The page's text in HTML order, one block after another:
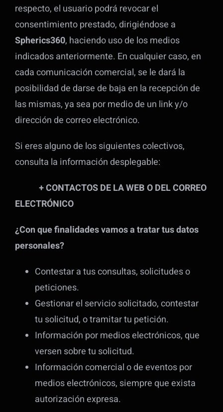
respecto, el usuario podrá revocar el
consentimiento prestado, dirigiéndose a
Spherics360, haciendo uso de los medios
indicados anteriormente. En cualquier caso, en
cada comunicación comercial, se le dará la
posibilidad de darse de baja en la recepción de
las mismas, ya sea por medio de un link y/o
dirección de correo electrónico.
Si eres alguno de los siguientes colectivos,
consulta la información desplegable:
+ CONTACTOS DE LA WEB O DEL CORREO
ELECTRÓNICO
¿Con que finalidades vamos a tratar tus datos
personales?
Contestar a tus consultas, solicitudes o
peticiones.
Gestionar el servicio solicitado, contestar
tu solicitud, o tramitar tu petición.
Información por medios electrónicos, que
versen sobre tu solicitud.
Información comercial o de eventos por
medios electrónicos, siempre que exista
autorización expresa.